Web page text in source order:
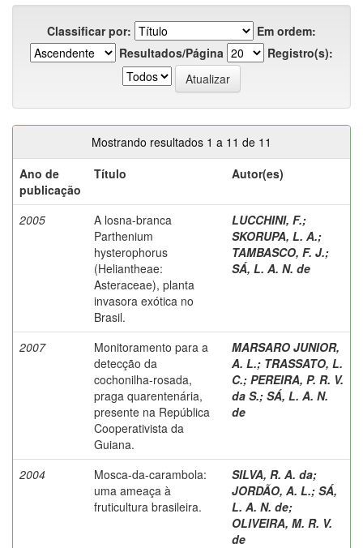
Classificar por:
Em ordem:
Resultados/Página
Registro(s):
Mostrando resultados 1 a 11 de 11
Ano de
publicação
Título Autor(es)
2005
A losna-branca
Parthenium
hysterophorus
(Heliantheae:
Asteraceae), planta
invasora exótica no
Brasil.
LUCCHINI, F.;
SKORUPA, L. A.;
TAMBASCO, F. J.;
SÁ, L. A. N. de
2007
Monitoramento para a
detecção da
cochonilha-rosada,
praga quarentenária,
presente na República
Cooperativista da
Guiana.
MARSARO JUNIOR,
A. L.; TRASSATO, L.
C.; PEREIRA, P. R. V.
da S.; SÁ, L. A. N.
de
2004
Mosca-da-carambola:
uma ameaça à
fruticultura brasileira.
SILVA, R. A. da;
JORDÃO, A. L.; SÁ,
L. A. N. de;
OLIVEIRA, M. R. V.
de